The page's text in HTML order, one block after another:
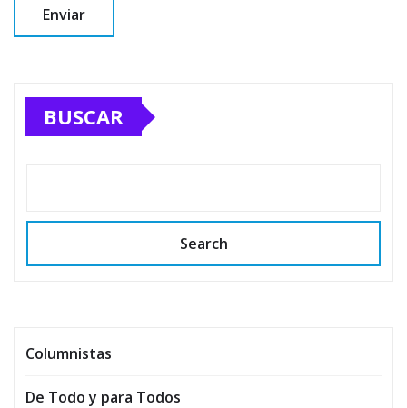
BUSCAR
Search
Columnistas
De Todo y para Todos